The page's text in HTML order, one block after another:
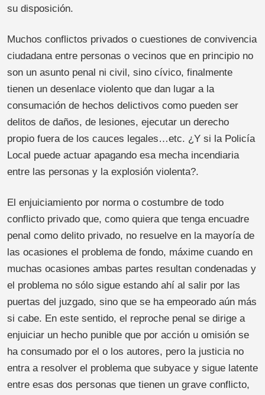
su disposición.
Muchos conflictos privados o cuestiones de convivencia
ciudadana entre personas o vecinos que en principio no
son un asunto penal ni civil, sino cívico, finalmente
tienen un desenlace violento que dan lugar a la
consumación de hechos delictivos como pueden ser
delitos de daños, de lesiones, ejecutar un derecho
propio fuera de los cauces legales…etc. ¿Y si la Policía
Local puede actuar apagando esa mecha incendiaria
entre las personas y la explosión violenta?.
El enjuiciamiento por norma o costumbre de todo
conflicto privado que, como quiera que tenga encuadre
penal como delito privado, no resuelve en la mayoría de
las ocasiones el problema de fondo, máxime cuando en
muchas ocasiones ambas partes resultan condenadas y
el problema no sólo sigue estando ahí al salir por las
puertas del juzgado, sino que se ha empeorado aún más
si cabe. En este sentido, el reproche penal se dirige a
enjuiciar un hecho punible que por acción u omisión se
ha consumado por el o los autores, pero la justicia no
entra a resolver el problema que subyace y sigue latente
entre esas dos personas que tienen un grave conflicto,